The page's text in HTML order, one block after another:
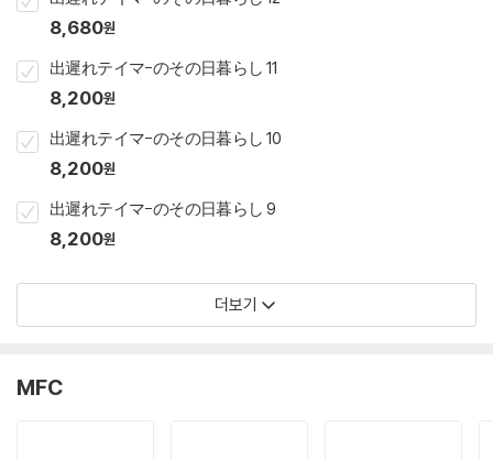
8,680원
出遲れテイマ-のその日暮らし 11
8,200원
出遲れテイマ-のその日暮らし 10
8,200원
出遲れテイマ-のその日暮らし 9
8,200원
더보기
MFC